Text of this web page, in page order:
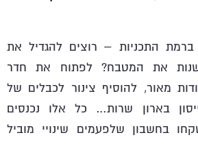
ברמת התכניות – רוצים להגדיל את
את המטבח? לפתוח את חדר
מאור, להוסיף צינור לכבלים של
בארון שרות… כל אלו נכנסים
בחשבון שלפעמים שינויי מוביל